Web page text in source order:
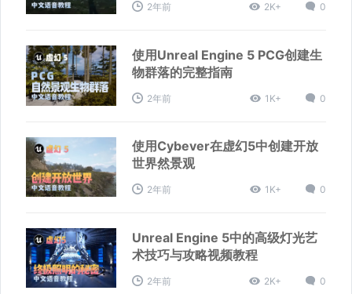
2年前 2K+ 0
使用Unreal Engine 5 PCG创建生
物群落的完整指南
2年前 1K+ 0
使用Cybever在虚幻5中创建开放
世界然景观
2年前 1K+ 0
Unreal Engine 5中的高级灯光艺
术技巧与攻略视频教程
2年前 2K+ 0